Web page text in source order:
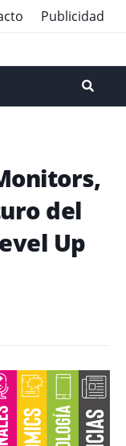
Publicidad
del
Up